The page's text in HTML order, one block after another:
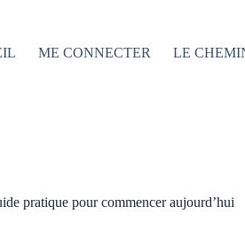
ME CONNECTER LE
pratique pour commencer aujourd’hui